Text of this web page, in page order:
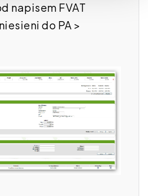
napisem FVAT
do PA >